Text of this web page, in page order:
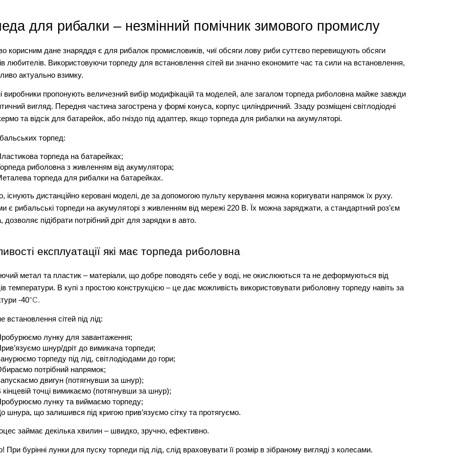
для рибалки – незмінний помічник зимового промислу
корисним дане знаряддя є для рибалок промисловиків, чиї обсяги лову риби суттєво перевищують обсяги
любителів. Використовуючи торпеду для встановлення сітей ви значно економите час та сили на встановлення,
актуально взимку.
виробники пропонують величезний вибір модифікацій та моделей, але загалом торпеда риболовна майже завжди
вигляд. Передня частина загострена у формі конуса, корпус циліндричний. Ззаду розміщені світлодіодні
та відсік для батарейок, або гніздо під адаптер, якщо торпеда для рибалки на акумуляторі.
торпед:
торпеда на батарейках;
риболовна з живленням від акумулятора;
торпеда для рибалки на батарейках.
існують дистанційно керовані моделі, де за допомогою пульту керування можна коригувати напрямок їх руху.
є рибальські торпеди на акумуляторі з живленням від мережі 220 В. Їх можна заряджати, а стандартний роз’єм
дозволяє підібрати потрібний дріт для зарядки в авто.
експлуатації які має торпеда риболовна
метал та пластик – матеріали, що добре поводять себе у воді, не окислюються та не деформуються від
температури. В купі з простою конструкцією – це дає можливість використовувати риболовну торпеду навіть за
-40°C.
встановлення сітей під лід:
лунку для завантаження;
шнур/дріт до вимикача торпеди;
торпеду під лід, світлодіодами до гори;
потрібний напрямок;
двигун (потягнувши за шнур);
кінцевій точці вимикаємо (потягнувши за шнур);
лунку та виймаємо торпеду;
шнура, що залишився під кригою прив’язуємо сітку та протягуємо.
займає декілька хвилин – швидко, зручно, ефективно.
При бурінні лунки для пуску торпеди під лід, слід враховувати її розмір в зібраному вигляді з колесами.